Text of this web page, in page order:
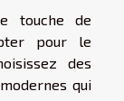
touche de
pour le
des
qui